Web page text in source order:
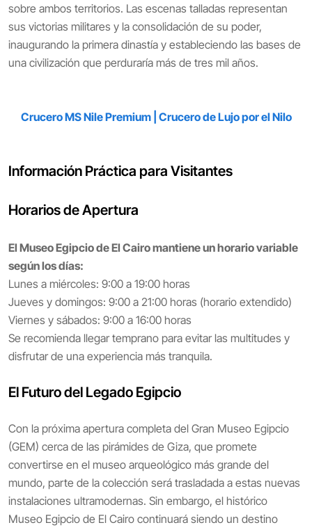
sobre ambos territorios. Las escenas talladas representan
sus victorias militares y la consolidación de su poder,
inaugurando la primera dinastía y estableciendo las bases de
una civilización que perduraría más de tres mil años.
Crucero MS Nile Premium | Crucero de Lujo por el Nilo
Información Práctica para Visitantes
Horarios de Apertura
El Museo Egipcio de El Cairo mantiene un horario variable
según los días:
Lunes a miércoles: 9:00 a 19:00 horas
Jueves y domingos: 9:00 a 21:00 horas (horario extendido)
Viernes y sábados: 9:00 a 16:00 horas
Se recomienda llegar temprano para evitar las multitudes y
disfrutar de una experiencia más tranquila.
El Futuro del Legado Egipcio
Con la próxima apertura completa del Gran Museo Egipcio
(GEM) cerca de las pirámides de Giza, que promete
convertirse en el museo arqueológico más grande del
mundo, parte de la colección será trasladada a estas nuevas
instalaciones ultramodernas. Sin embargo, el histórico
Museo Egipcio de El Cairo continuará siendo un destino